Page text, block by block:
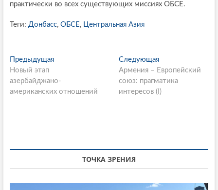
практически во всех существующих миссиях ОБСЕ.
Теги: Донбасс, ОБСЕ, Центральная Азия
P
o
s
v
i
ПредыдущаяП
е
д
с
Новый этап
азербайджано-
американских отношений
Следующая
л
е
д
т
Армения – Европейский
союз: прагматика
интересов (I)
ТОЧКА ЗРЕНИЯ